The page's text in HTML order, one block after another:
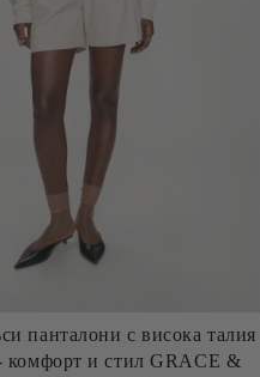
панталони с висока талия
комфорт и стил GRACE &